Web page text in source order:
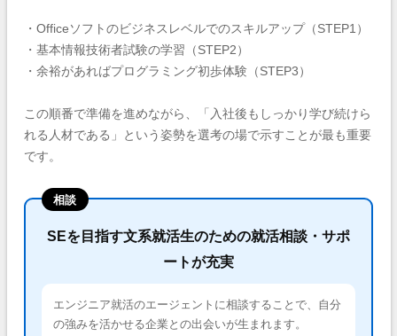
・Officeソフトのビジネスレベルでのスキルアップ（STEP1）
・基本情報技術者試験の学習（STEP2）
・余裕があればプログラミング初歩体験（STEP3）
この順番で準備を進めながら、「入社後もしっかり学び続けら
れる人材である」という姿勢を選考の場で示すことが最も重要
です。
相談
SEを目指す文系就活生のための就活相談・サポ
ートが充実
エンジニア就活のエージェントに相談することで、自分
の強みを活かせる企業との出会いが生まれます。